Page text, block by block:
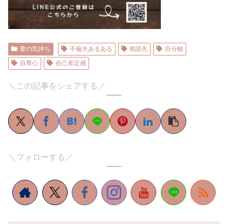
妻の気持ち 不倫夫あるある 相談先
自分軸
自尊心
自己肯定感
＼この記事をシェアする／
＼フォローする／